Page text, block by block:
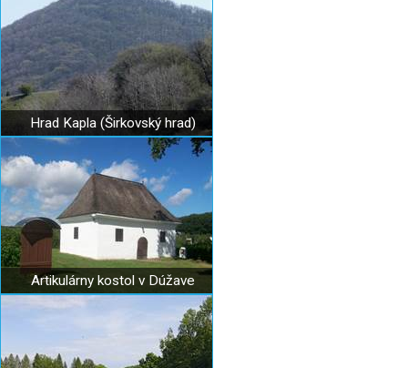
Hrad Kapla (Širkovský hrad)
Artikulárny kostol v Dúžave